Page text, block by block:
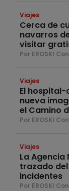
Viajes
Cerca de
navarros
visitar
Por EROSKI
Viajes
El
nueva
el Camino
Por EROSKI
Viajes
La Agencia
trazado
incidentes
Por EROSKI